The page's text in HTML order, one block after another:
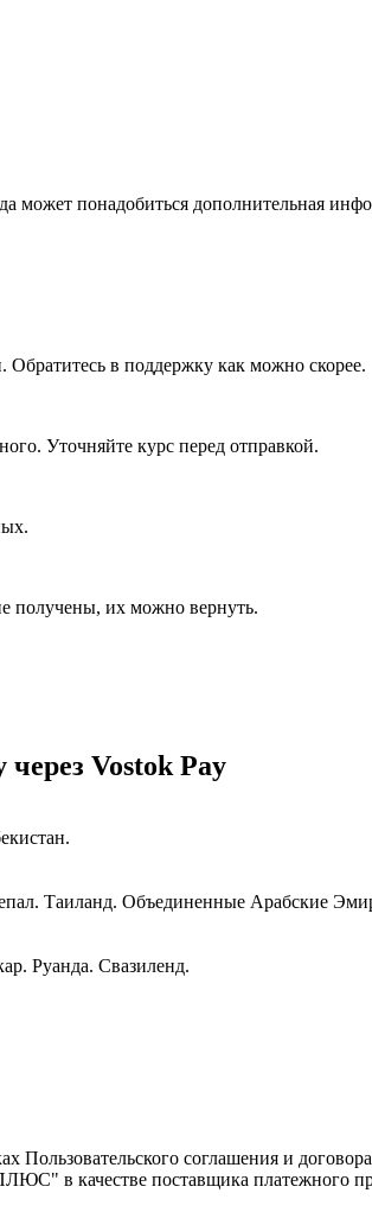
может понадобиться дополнительная
Обратитесь в поддержку как можно скорее.
Уточняйте курс перед отправкой.
получены, их можно вернуть.
Vostok Pay
Таиланд. Объединенные Арабские
Руанда. Свазиленд.
соглашения и
в качестве поставщика платежного